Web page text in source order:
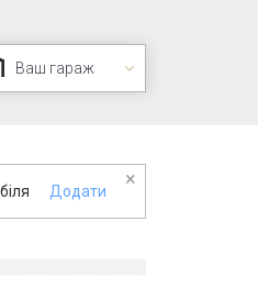
Ваш гараж
Додати
×